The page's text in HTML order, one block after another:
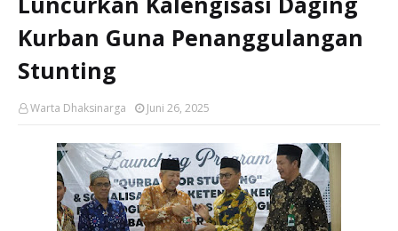
Kurban Guna Penanggulangan
Stunting
Warta Dhaksinarga Juni 26, 2025